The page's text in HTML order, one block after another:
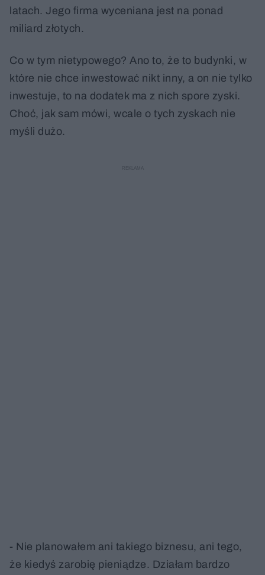
latach. Jego firma wyceniana jest na ponad
miliard złotych.
Co w tym nietypowego? Ano to, że to budynki, w
które nie chce inwestować nikt inny, a on nie tylko
inwestuje, to na dodatek ma z nich spore zyski.
Choć, jak sam mówi, wcale o tych zyskach nie
myśli dużo.
- Nie planowałem ani takiego biznesu, ani tego,
że kiedyś zarobię pieniądze. Działam bardzo